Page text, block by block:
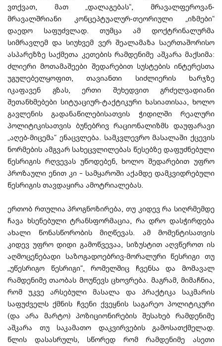
ვთქვათ, მათ „დალაგებას“, მრავალფეროვან-
მრავალშრიანი კონცეპტუალურ-თეორიული „იზმები“
დაედო საფუძვლად. თუმცა ამ დოქტრინალურმა
სიმრავლემ და სიუხვემ ვერ შეალამაზა საერთაშორისო
ასპარეზზე საქმეთა კეთების რამდენიმე აშკარა მაქსიმა:
ძლიერი მოთამაშეები შედარებით სუსტების ინტერესთა
უგულებელყოფით, თავიანთი სიძლიერის ხარჯზე
იკაფავენ გზას, ერთი შეხედვით გრძელვადიანი
შეთანხმებები სიტუაციურ-ტაქტიკური ხასიათისაა, ხოლო
გავლენის გადანაწილებისათვის ჭიდილში რეალური
პოლიტიკისათვის ბუნებრივ რაციონალიზმს დაუფარავი
„აღებ-მიცემა“ ენაცვლება. სამკვლევრო მასალაში ქცევის
ნორმების ამგვარ სახეცვლილებას წესებზე დაფუძნებული
წესრიგის რღვევას უწოდებენ, ხოლო შედარებით უფრო
პროზაული ენით კი – სამყაროში აქამდე დამკვიდრებული
წესრიგის თავდაყირა ამოტრიალებას.
ერთობ რთულია პროგნოზირება, თუ კიდევ რა სიღრმემდე
ჩავა ხსენებული ტრანსფორმაცია, რა დრო დასჭირდება
ახალი წონასწორობის მიღწევას. ამ მომენტისათვის
კიდევ უფრო დიდი გამოწვევაა, სიზუსტით აღვწეროთ ის
აღმოცენებადი საზოგადოებრივ-მორალური წესრიგი თუ
„უწესრიგო წესრიგი“, რომელშიც ჩვენსა და მომავალ
რამდენიმე თაობას მოუწევს ცხოვრება. მაგრამ, მიმაჩნია,
რომ უკვე არსებული მასალა და პრაქტიკა საკმარის
საფუძველს ქმნის ჩვენი ქვეყნის საგარეო პოლიტიკური
(და არა მარტო) პოზიციონირების შესახებ რამდენიმე
აშკარა თუ საკამათო დაკვირვების გამოსათქმელად.
წლის დასასრულს, სწორედ რომ რამდენიმე ასეთი